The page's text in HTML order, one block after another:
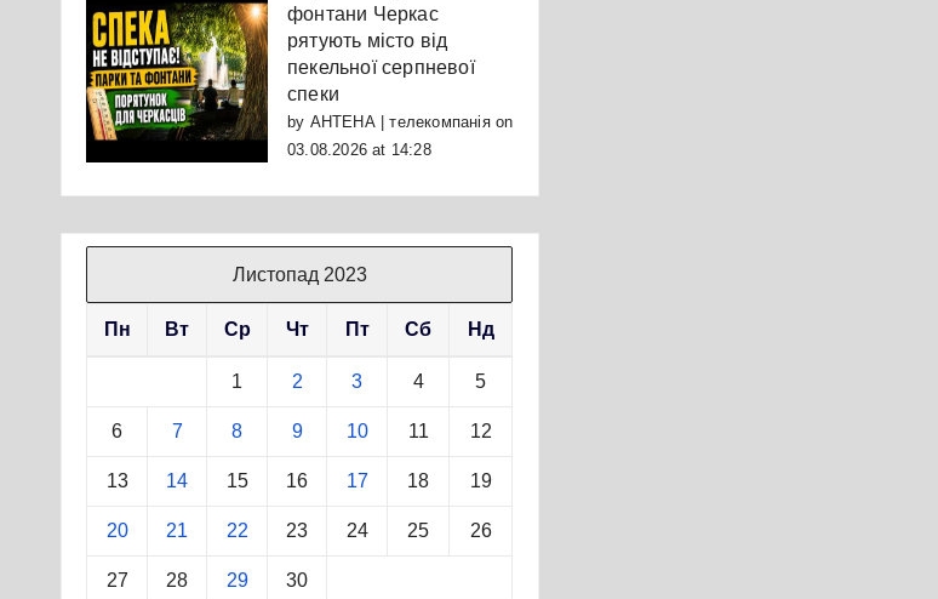
фонтани Черкас
рятують місто від
пекельної серпневої
спеки
by АНТЕНА | телекомпаніяon
03.08.2026 at 14:28
Листопад 2023
Пн Вт Ср Чт Пт Сб Нд
1 2 3 4 5
6 7 8 9 10 11 12
13 14 15 16 17 18 19
20 21 22 23 24 25 26
27 28 29 30